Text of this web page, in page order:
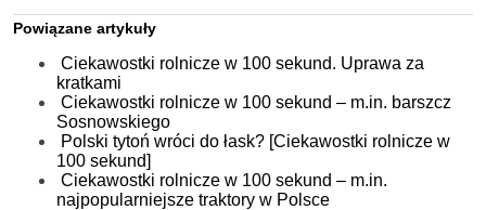
Powiązane artykuły
Ciekawostki rolnicze w 100 sekund. Uprawa za
kratkami
Ciekawostki rolnicze w 100 sekund – m.in. barszcz
Sosnowskiego
Polski tytoń wróci do łask? [Ciekawostki rolnicze w
100 sekund]
Ciekawostki rolnicze w 100 sekund – m.in.
najpopularniejsze traktory w Polsce